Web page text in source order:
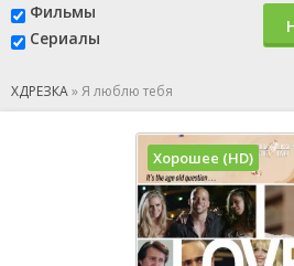
Фильмы
Сериалы
ХДРЕЗКА»Я люблю тебя
Хорошее (HD)